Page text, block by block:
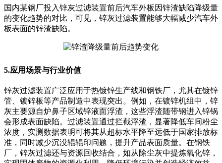
国内某钢厂投入锌灰过滤装置前后汽车外板因锌渣缺陷降级量
的变化趋势的对比，可见，锌灰过滤装置能够大幅减少汽车外
板表面的锌渣缺陷。
5.应用场景与行业价值
锌灰过滤装置广泛应用于热镀锌生产线和钢铁厂，尤其在镀锌
管、镀锌板等产品制造中表现突出。例如，在镀锌机组中，锌
灰主要源自炉鼻子区域锌液面浮渣，这些浮渣随带钢进入锌锅
会形成表面缺陷。过滤装置通过拦截浮渣，显著降低车间粉尘
浓度，实测数据表明可将其从超标水平降至远低于国家排放标
准，同时减少沉没辊辊印问题，提升产品表面质量。在钢铁
厂，锌灰过滤还与资源回收结合，如从除尘灰中提炼氧化锌，